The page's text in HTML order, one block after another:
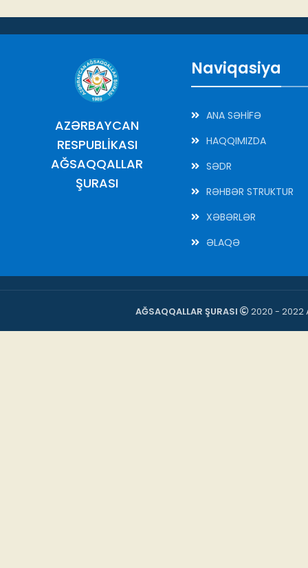
AZƏRBAYCAN
RESPUBLİKASI
AĞSAQQALLAR
ŞURASI
Naviqasiya
ANA SƏHİFƏ
HAQQIMIZDA
SƏDR
RƏHBƏR STRUKTUR
XƏBƏRLƏR
ƏLAQƏ
AĞSAQQALLAR ŞURASI 2020 - 2022